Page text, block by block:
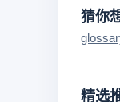
猜你
精选